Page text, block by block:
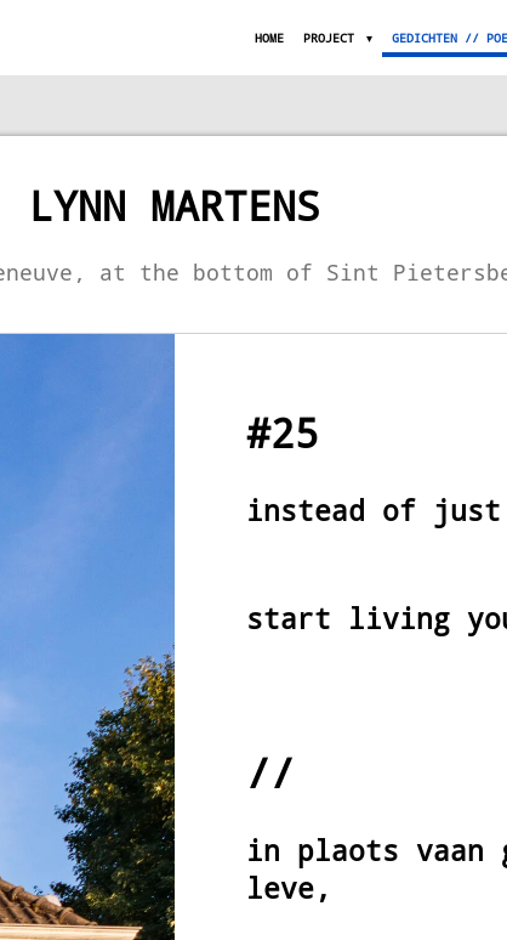
HOME PROJECT GEDICHTEN //
LYNN MARTENS
at the bottom of Sint
#25
instead of
start living
//
in plaots vaan
leve,